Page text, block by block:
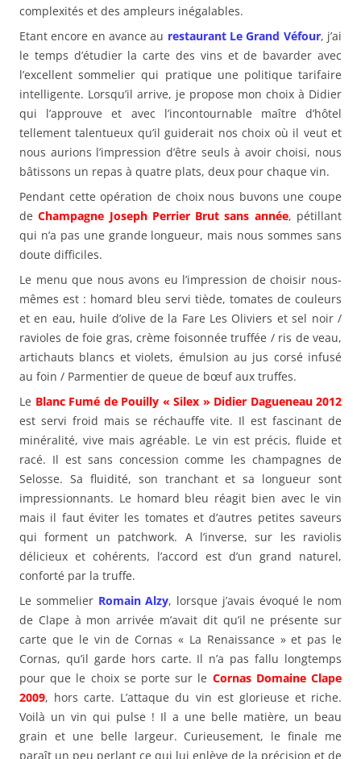
complexités et des ampleurs inégalables.
Etant encore en avance au restaurant Le Grand Véfour, j’ai
le temps d’étudier la carte des vins et de bavarder avec
l’excellent sommelier qui pratique une politique tarifaire
intelligente. Lorsqu’il arrive, je propose mon choix à Didier
qui l’approuve et avec l’incontournable maître d’hôtel
tellement talentueux qu’il guiderait nos choix où il veut et
nous aurions l’impression d’être seuls à avoir choisi, nous
bâtissons un repas à quatre plats, deux pour chaque vin.
Pendant cette opération de choix nous buvons une coupe
deChampagne Joseph Perrier Brut sans année, pétillant
qui n’a pas une grande longueur, mais nous sommes sans
doute difficiles.
Le menu que nous avons eu l’impression de choisir nous-
mêmes est : homard bleu servi tiède, tomates de couleurs
et en eau, huile d’olive de la Fare Les Oliviers et sel noir /
ravioles de foie gras, crème foisonnée truffée / ris de veau,
artichauts blancs et violets, émulsion au jus corsé infusé
au foin / Parmentier de queue de bœuf aux truffes.
Le Blanc Fumé de Pouilly « Silex » Didier Dagueneau 2012
est servi froid mais se réchauffe vite. Il est fascinant de
minéralité, vive mais agréable. Le vin est précis, fluide et
racé. Il est sans concession comme les champagnes de
Selosse. Sa fluidité, son tranchant et sa longueur sont
impressionnants. Le homard bleu réagit bien avec le vin
mais il faut éviter les tomates et d’autres petites saveurs
qui forment un patchwork. A l’inverse, sur les raviolis
délicieux et cohérents, l’accord est d’un grand naturel,
conforté par la truffe.
Le sommelier Romain Alzy, lorsque j’avais évoqué le nom
de Clape à mon arrivée m’avait dit qu’il ne présente sur
carte que le vin de Cornas « La Renaissance » et pas le
Cornas, qu’il garde hors carte. Il n’a pas fallu longtemps
pour que le choix se porte sur le Cornas Domaine Clape
2009, hors carte. L’attaque du vin est glorieuse et riche.
Voilà un vin qui pulse ! Il a une belle matière, un beau
grain et une belle largeur. Curieusement, le finale me
paraît un peu perlant ce qui lui enlève de la précision et de